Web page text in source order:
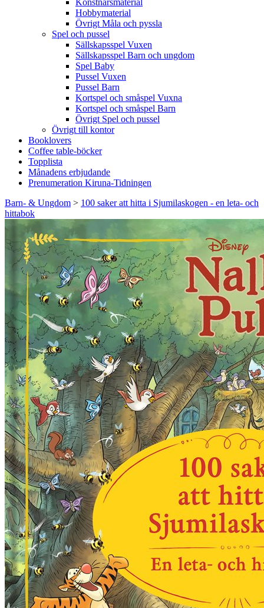
Konstnärsmaterial
Hobbymaterial
Övrigt Måla och pyssla
Spel och pussel
Sällskapsspel Vuxen
Sällskapsspel Barn och ungdom
Spel Baby
Pussel Vuxen
Pussel Barn
Kortspel och småspel Vuxna
Kortspel och småspel Barn
Övrigt Spel och pussel
Övrigt till kontor
Booklovers
Coffee table-böcker
Topplista
Månadens erbjudande
Prenumeration Kiruna-Tidningen
Barn- & Ungdom > 100 saker att hitta i Sjumilaskogen - en leta- och
hittabok